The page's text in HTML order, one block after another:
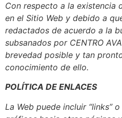
Con respecto a la existencia
en el Sitio Web y debido a
redactados de acuerdo a la
subsanados por CENTRO
brevedad posible y tan
conocimiento de ello.
POLÍTICA DE ENLACES
La Web puede incluir “links”